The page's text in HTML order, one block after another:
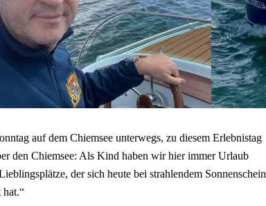
auf dem Chiemsee unterwegs, zu diesem Erlebnistag
den Chiemsee: Als Kind haben wir hier immer Urlaub
der sich heute bei strahlendem Sonnenschein
hat.“